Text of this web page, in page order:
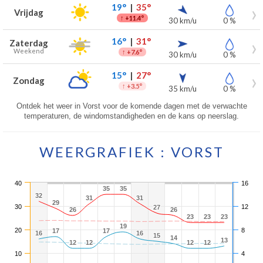
Vrijdag 19°| 35°
↑ +11.4° 30 km/u 0 %
Zaterdag
Weekend
16°| 31°
↑ +7.6° 30 km/u 0 %
Zondag 15°| 27°
↑ +3.5° 35 km/u 0 %
Ontdek het weer in Vorst voor de komende dagen met de verwachte
temperaturen, de windomstandigheden en de kans op neerslag.
WEERGRAFIEK : VORST
32
32
29
29
26
26
31
31
35
35 35
35
31
31
27
27 26
26
23
23 23
23 23
23
16
16 17
17
12
12 12
12
17
17
19
19
16
16 15
15 14
14
12
12 12
12 13
13
10
20
30
40
4
8
12
16